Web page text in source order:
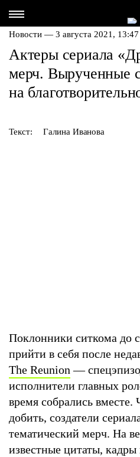
Новости — 3 августа 2021, 13:47
Актеры сериала
мерч. Вырученные
на
Текст: Галина Иванова
Поклонники ситкома до
прийти в себя после
The Reunion —
исполнители главных
время собрались вместе.
добить, создатели
тематический мерч. На
известные цитаты,